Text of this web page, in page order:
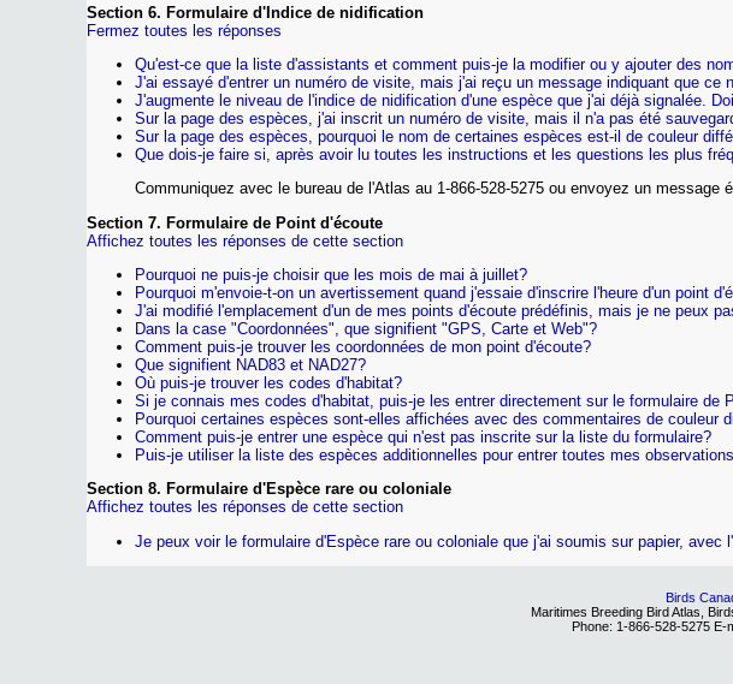
Section 6. Formulaire d'Indice de nidification
Fermez toutes les réponses
Qu'est-ce que la liste d'assistants et comment puis-je la modifier ou y ajouter des
J'ai essayé d'entrer un numéro de visite, mais j'ai reçu un message indiquant que ce
J'augmente le niveau de l'indice de nidification d'une espèce que j'ai déjà signalée.
Sur la page des espèces, j'ai inscrit un numéro de visite, mais il n'a pas été
Sur la page des espèces, pourquoi le nom de certaines espèces est-il de couleur
Que dois-je faire si, après avoir lu toutes les instructions et les questions les plus
Communiquez avec le bureau de l'Atlas au 1-866-528-5275 ou envoyez un message
Section 7. Formulaire de Point d'écoute
Affichez toutes les réponses de cette section
Pourquoi ne puis-je choisir que les mois de mai à juillet?
Pourquoi m'envoie-t-on un avertissement quand j'essaie d'inscrire l'heure d'un point
J'ai modifié l'emplacement d'un de mes points d'écoute prédéfinis, mais je ne peux
Dans la case "Coordonnées", que signifient "GPS, Carte et Web"?
Comment puis-je trouver les coordonnées de mon point d'écoute?
Que signifient NAD83 et NAD27?
Où puis-je trouver les codes d'habitat?
Si je connais mes codes d'habitat, puis-je les entrer directement sur le formulaire de
Pourquoi certaines espèces sont-elles affichées avec des commentaires de couleur
Comment puis-je entrer une espèce qui n'est pas inscrite sur la liste du formulaire?
Puis-je utiliser la liste des espèces additionnelles pour entrer toutes mes
Section 8. Formulaire d'Espèce rare ou coloniale
Affichez toutes les réponses de cette section
Je peux voir le formulaire d'Espèce rare ou coloniale que j'ai soumis sur papier,
Birds
Maritimes Breeding Bird Atlas,
Phone: 1-866-528-5275 E-